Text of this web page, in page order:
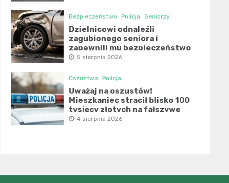
Bezpieczeństwo Policja Seniorzy
Dzielnicowi odnaleźli
zagubionego seniora i
zapewnili mu bezpieczeństwo
5 sierpnia 2026
Oszustwa Policja
Uważaj na oszustów!
Mieszkaniec stracił blisko 100
tysięcy złotych na fałszywe
inwestycje
4 sierpnia 2026